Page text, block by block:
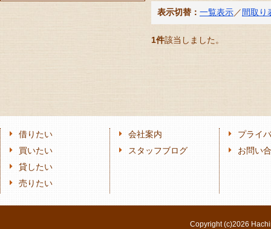
表示切替： 一覧表示／ 間取り
1件該当しました。
借りたい
買いたい
貸したい
売りたい
会社案内
スタッフブログ
プライ
お問い
Copyright (c)2026